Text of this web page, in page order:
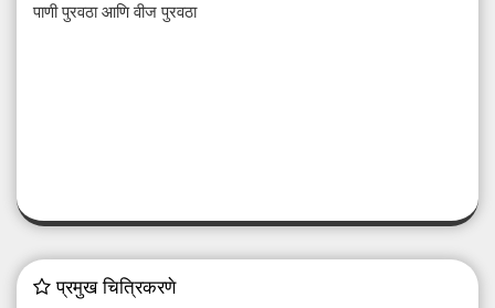
पाणी पुरवठा आणि वीज पुरवठा
प्रमुख चित्रिकरणे